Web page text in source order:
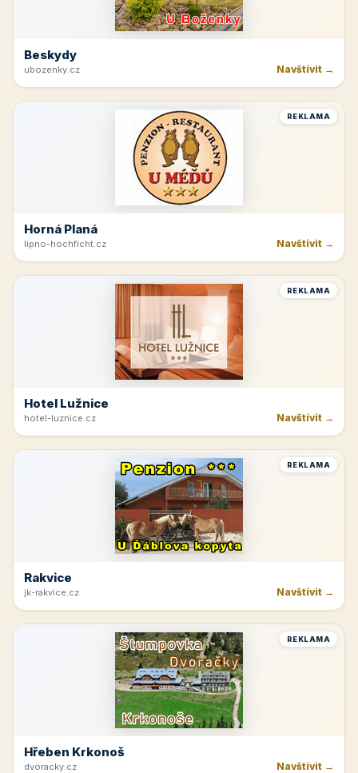
Beskydy
ubozenky.cz Navštívit →
REKLAMA
Horná Planá
lipno-hochficht.cz Navštívit →
REKLAMA
Hotel Lužnice
hotel-luznice.cz Navštívit →
REKLAMA
Rakvice
jk-rakvice.cz Navštívit →
REKLAMA
Hřeben Krkonoš
dvoracky.cz Navštívit →